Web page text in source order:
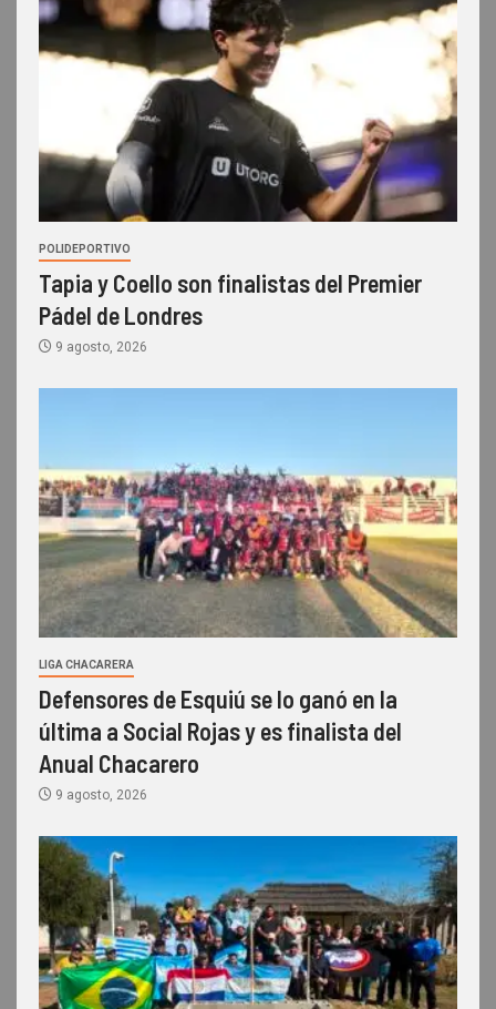
POLIDEPORTIVO
Tapia y Coello son finalistas del Premier
Pádel de Londres
9 agosto, 2026
LIGA CHACARERA
Defensores de Esquiú se lo ganó en la
última a Social Rojas y es finalista del
Anual Chacarero
9 agosto, 2026